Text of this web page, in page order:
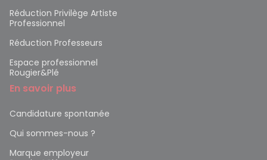
Réduction Privilège Artiste
Professionnel
Réduction Professeurs
Espace professionnel
Rougier&Plé
En savoir plus
Candidature spontanée
Qui sommes-nous ?
Marque employeur